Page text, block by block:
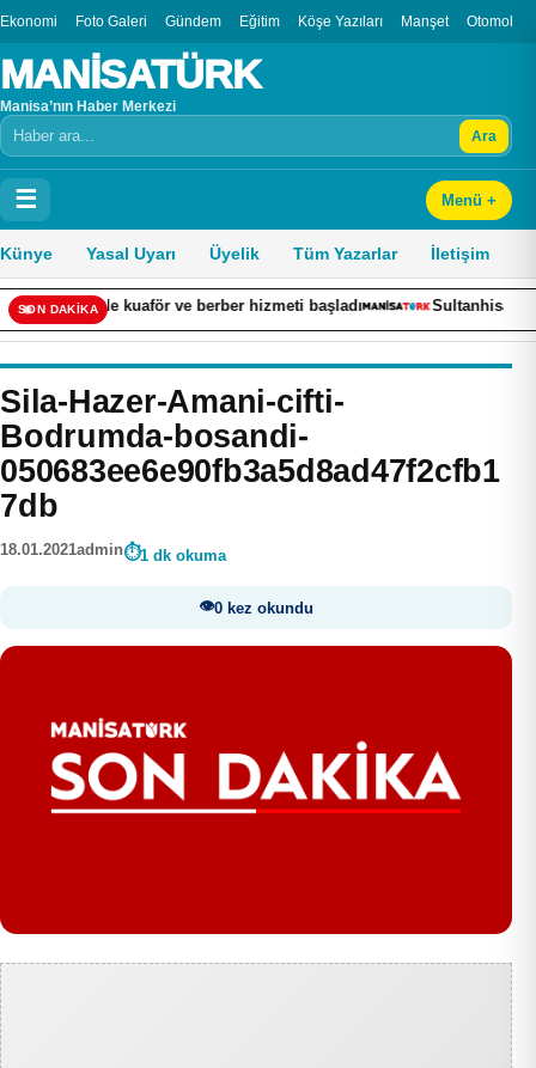
Ekonomi Foto Galeri Gündem Eğitim Köşe Yazıları Manşet Otomobil
MANİSATÜRK
Manisa’nın Haber Merkezi
Arama Ara
☰ Menü +
Künye Yasal Uyarı Üyelik Tüm Yazarlar İletişim
SON DAKİKA
kuaför ve berber hizmeti başladı Sultanhisar’da cami
Sila-Hazer-Amani-cifti-
Bodrumda-bosandi-
050683ee6e90fb3a5d8ad47f2cfb1
7db
18.01.2021admin 1 dk okuma
0 kez okundu